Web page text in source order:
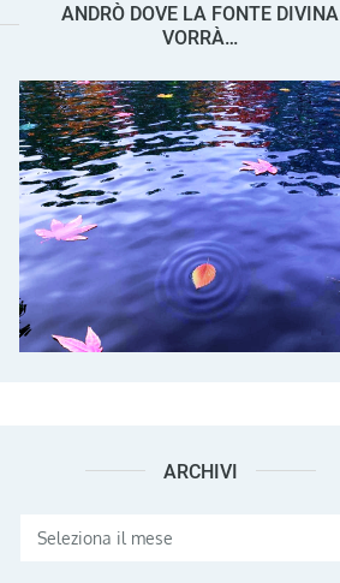
ANDRÒ DOVE LA FONTE DIVINA
VORRÀ…
ARCHIVI Archivi